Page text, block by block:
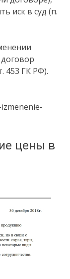
иск в суд (п.
453 ГК РФ).
цены в